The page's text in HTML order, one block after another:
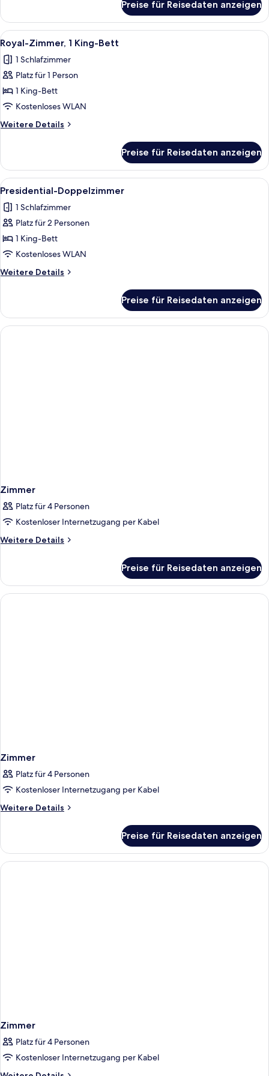
Suite,
King
Size
Bed
Preise für Reisedaten anzeigen
Alle
Fotos
für
Royal-
Zimmer,
1 King-
Bett
anzeigen
Ein Schlafzimmer mit einem
6
Royal-Zimmer, 1 King-Bett
1 Schlafzimmer
Platz für 1 Person
1 King-Bett
Kostenloses WLAN
Weitere Details
Weitere
Zimmer,
1 King-
Bett
Preise für Reisedaten anzeigen
Alle
Fotos
für
Presidential-
Doppelzimmer
anzeigen
Ein Hotelzimmer mit einem großen
4
Presidential-Doppelzimmer
1 Schlafzimmer
Platz für 2 Personen
1 King-Bett
Kostenloses WLAN
Weitere Details
Weitere
Doppelzimmer
Preise für Reisedaten anzeigen
Zimmer
Platz für 4 Personen
Kostenloser Internetzugang per Kabel
Weitere Details
Weitere
Preise für Reisedaten anzeigen
Zimmer
Platz für 4 Personen
Kostenloser Internetzugang per Kabel
Weitere Details
Weitere
Preise für Reisedaten anzeigen
Zimmer
Platz für 4 Personen
Kostenloser Internetzugang per Kabel